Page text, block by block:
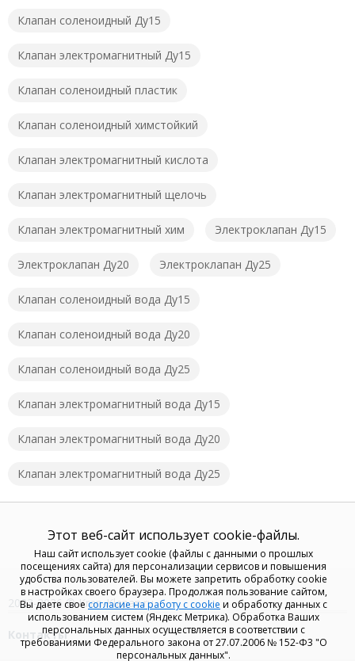
Клапан соленоидный Ду15
Клапан электромагнитный Ду15
Клапан соленоидный пластик
Клапан соленоидный химстойкий
Клапан электромагнитный кислота
Клапан электромагнитный щелочь
Клапан электромагнитный хим Электроклапан Ду15
Электроклапан Ду20 Электроклапан Ду25
Клапан соленоидный вода Ду15
Клапан соленоидный вода Ду20
Клапан соленоидный вода Ду25
Клапан электромагнитный вода Ду15
Клапан электромагнитный вода Ду20
Клапан электромагнитный вода Ду25
2023-2026 © Kran-Klapan.ru
Этот веб-сайт использует cookie-файлы.
Наш сайт использует cookie (файлы с данными о прошлых
посещениях сайта) для персонализации сервисов и повышения
удобства пользователей. Вы можете запретить обработку cookie
в настройках своего браузера. Продолжая пользование сайтом,
Вы даете своесогласие на работу с cookie и обработку данных с
использованием систем (Яндекс Метрика). Обработка Ваших
персональных данных осуществляется в соответствии с
требованиями Федерального закона от 27.07.2006 № 152-Ф3 "О
персональных данных".
Контакты